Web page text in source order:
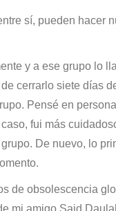
sí, pueden hacer
y a ese grupo lo
cerrarlo siete días
Pensé en
fui más
De nuevo, lo
de obsolescencia
mi amigo Said